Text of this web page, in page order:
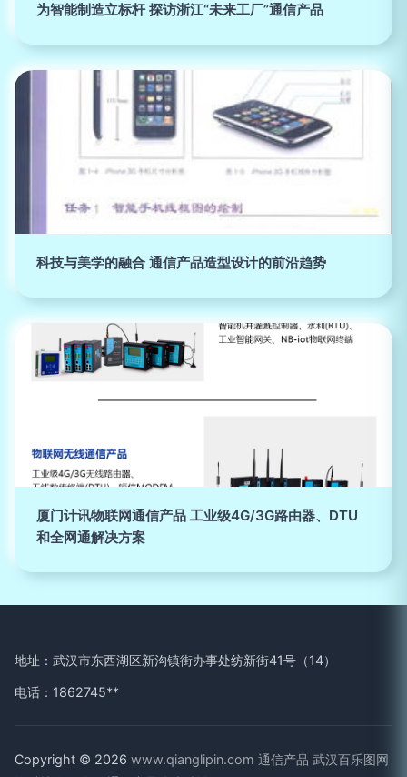
为智能制造立标杆 探访浙江“未来工厂”通信产品
科技与美学的融合 通信产品造型设计的前沿趋势
厦门计讯物联网通信产品 工业级4G/3G路由器、DTU
和全网通解决方案
地址：武汉市东西湖区新沟镇街办事处纺新街41号（14）
电话：1862745**
Copyright © 2026 www.qianglipin.com 通信产品 武汉百乐图网